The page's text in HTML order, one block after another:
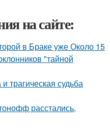
на сайте:
в Браке уже Около 15
"тайной
трагическая судьба
расстались,